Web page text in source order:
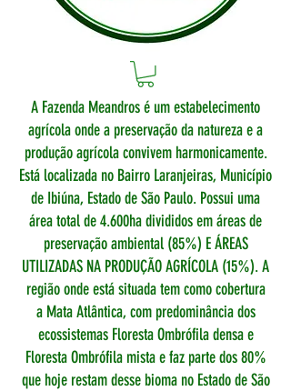
A Fazenda Meandros é um estabelecimento
agrícola onde a preservação da natureza e a
produção agrícola convivem harmonicamente.
Está localizada no Bairro Laranjeiras, Município
de Ibiúna, Estado de São Paulo. Possui uma
área total de 4.600ha divididos em áreas de
preservação ambiental (85%) E ÁREAS
UTILIZADAS NA PRODUÇÃO AGRÍCOLA (15%). A
região onde está situada tem como cobertura
a Mata Atlântica, com predominância dos
ecossistemas Floresta Ombrófila densa e
Floresta Ombrófila mista e faz parte dos 80%
que hoje restam desse bioma no Estado de São